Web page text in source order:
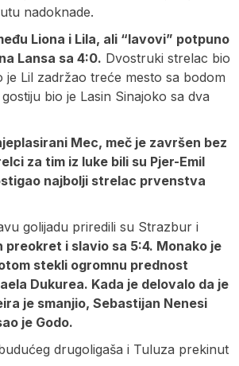
nadoknade.
Liona i Lila, ali “lavovi” potpuno
Lansa sa 4:0. Dvostruki strelac bio
Lil zadržao treće mesto sa bodom
bio je Lasin Sinajoko sa dva
Mec, meč je završen bez
za tim iz luke bili su Pjer-Emil
najbolji strelac prvenstva
golijadu priredili su Strazbur i
preokret i slavio sa 5:4. Monako je
stekli ogromnu prednost
Dukurea. Kada je delovalo da je
je smanjio, Sebastijan Nenesi
je Godo.
drugoligaša i Tuluza prekinut